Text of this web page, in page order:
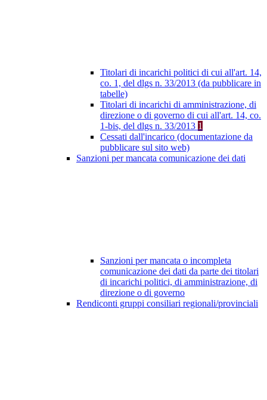
Titolari di incarichi politici di cui all'art. 14,
co. 1, del dlgs n. 33/2013 (da pubblicare in
tabelle)
Titolari di incarichi di amministrazione, di
direzione o di governo di cui all'art. 14, co.
1-bis, del dlgs n. 33/2013 1
Cessati dall'incarico (documentazione da
pubblicare sul sito web)
Sanzioni per mancata comunicazione dei dati
Sanzioni per mancata o incompleta
comunicazione dei dati da parte dei titolari
di incarichi politici, di amministrazione, di
direzione o di governo
Rendiconti gruppi consiliari regionali/provinciali